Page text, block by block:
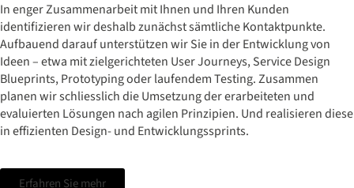
In enger Zusammenarbeit mit Ihnen und Ihren Kunden
identifizieren wir deshalb zunächst sämtliche Kontaktpunkte.
Aufbauend darauf unterstützen wir Sie in der Entwicklung von
Ideen – etwa mit zielgerichteten User Journeys, Service Design
Blueprints, Prototyping oder laufendem Testing. Zusammen
planen wir schliesslich die Umsetzung der erarbeiteten und
evaluierten Lösungen nach agilen Prinzipien. Und realisieren diese
in effizienten Design- und Entwicklungssprints.
Erfahren Sie mehr